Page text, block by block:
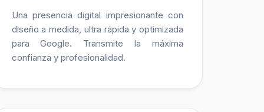
Una presencia digital impresionante con
diseño a medida, ultra rápida y optimizada
para Google. Transmite la máxima
confianza y profesionalidad.